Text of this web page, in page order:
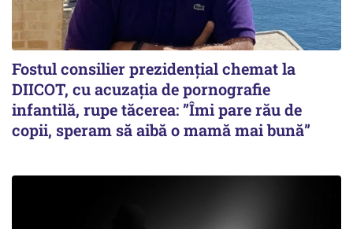
Fostul consilier prezidențial chemat la
DIICOT, cu acuzația de pornografie
infantilă, rupe tăcerea: ”Îmi pare rău de
copii, speram să aibă o mamă mai bună”